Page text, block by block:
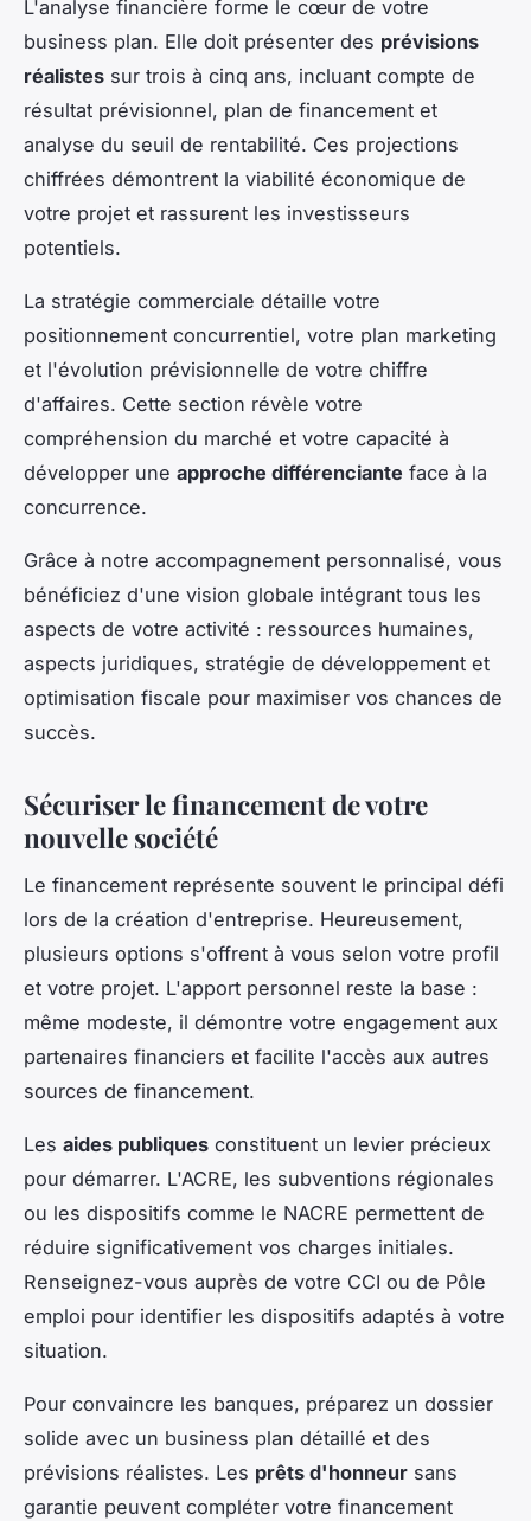
L'analyse financière forme le cœur de votre
business plan. Elle doit présenter des prévisions
réalistes sur trois à cinq ans, incluant compte de
résultat prévisionnel, plan de financement et
analyse du seuil de rentabilité. Ces projections
chiffrées démontrent la viabilité économique de
votre projet et rassurent les investisseurs
potentiels.
La stratégie commerciale détaille votre
positionnement concurrentiel, votre plan marketing
et l'évolution prévisionnelle de votre chiffre
d'affaires. Cette section révèle votre
compréhension du marché et votre capacité à
développer une approche différenciante face à la
concurrence.
Grâce à notre accompagnement personnalisé, vous
bénéficiez d'une vision globale intégrant tous les
aspects de votre activité : ressources humaines,
aspects juridiques, stratégie de développement et
optimisation fiscale pour maximiser vos chances de
succès.
Sécuriser le financement de votre
nouvelle société
Le financement représente souvent le principal défi
lors de la création d'entreprise. Heureusement,
plusieurs options s'offrent à vous selon votre profil
et votre projet. L'apport personnel reste la base :
même modeste, il démontre votre engagement aux
partenaires financiers et facilite l'accès aux autres
sources de financement.
Les aides publiques constituent un levier précieux
pour démarrer. L'ACRE, les subventions régionales
ou les dispositifs comme le NACRE permettent de
réduire significativement vos charges initiales.
Renseignez-vous auprès de votre CCI ou de Pôle
emploi pour identifier les dispositifs adaptés à votre
situation.
Pour convaincre les banques, préparez un dossier
solide avec un business plan détaillé et des
prévisions réalistes. Les prêts d'honneur sans
garantie peuvent compléter votre financement